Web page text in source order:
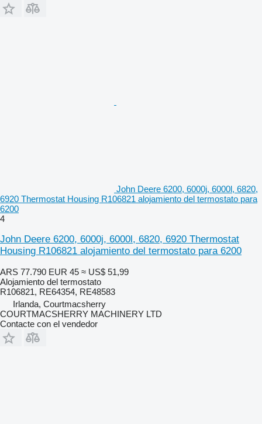
John Deere 6200, 6000j, 6000l, 6820,
6920 Thermostat Housing R106821 alojamiento del termostato para
6200
4
John Deere 6200, 6000j, 6000l, 6820, 6920 Thermostat
Housing R106821 alojamiento del termostato para 6200
ARS 77.790 EUR 45 ≈ US$ 51,99
Alojamiento del termostato
R106821, RE64354, RE48583
Irlanda, Courtmacsherry
COURTMACSHERRY MACHINERY LTD
Contacte con el vendedor